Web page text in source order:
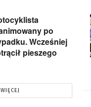
po
Wcześniej
pieszego